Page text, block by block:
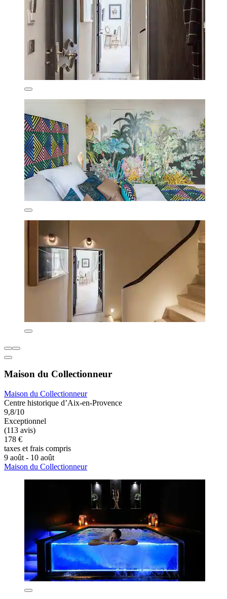
Maison du Collectionneur
Maison du Collectionneur
Centre historique d’Aix-en-Provence
9,8/10
Exceptionnel
(113 avis)
178 €
taxes et frais compris
9 août - 10 août
Maison du Collectionneur